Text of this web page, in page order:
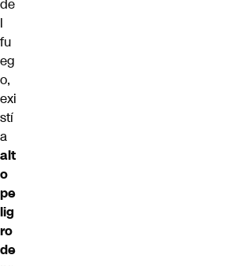
de
l
fu
eg
o,
exi
stí
a
alt
o
pe
lig
ro
de